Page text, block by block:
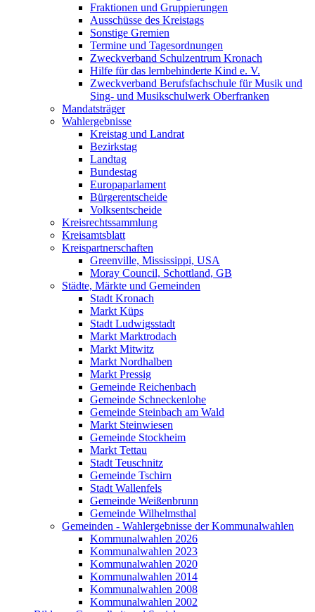
Fraktionen und Gruppierungen
Ausschüsse des Kreistags
Sonstige Gremien
Termine und Tagesordnungen
Zweckverband Schulzentrum Kronach
Hilfe für das lernbehinderte Kind e. V.
Zweckverband Berufsfachschule für Musik und
Sing- und Musikschulwerk Oberfranken
Mandatsträger
Wahlergebnisse
Kreistag und Landrat
Bezirkstag
Landtag
Bundestag
Europaparlament
Bürgerentscheide
Volksentscheide
Kreisrechtssammlung
Kreisamtsblatt
Kreispartnerschaften
Greenville, Mississippi, USA
Moray Council, Schottland, GB
Städte, Märkte und Gemeinden
Stadt Kronach
Markt Küps
Stadt Ludwigsstadt
Markt Marktrodach
Markt Mitwitz
Markt Nordhalben
Markt Pressig
Gemeinde Reichenbach
Gemeinde Schneckenlohe
Gemeinde Steinbach am Wald
Markt Steinwiesen
Gemeinde Stockheim
Markt Tettau
Stadt Teuschnitz
Gemeinde Tschirn
Stadt Wallenfels
Gemeinde Weißenbrunn
Gemeinde Wilhelmsthal
Gemeinden - Wahlergebnisse der Kommunalwahlen
Kommunalwahlen 2026
Kommunalwahlen 2023
Kommunalwahlen 2020
Kommunalwahlen 2014
Kommunalwahlen 2008
Kommunalwahlen 2002